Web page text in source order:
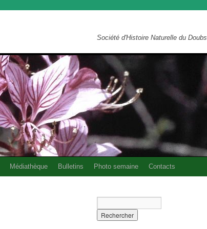
Société d'Histoire Naturelle du Doubs
Médiathèque Bulletins Photo semaine Contacts